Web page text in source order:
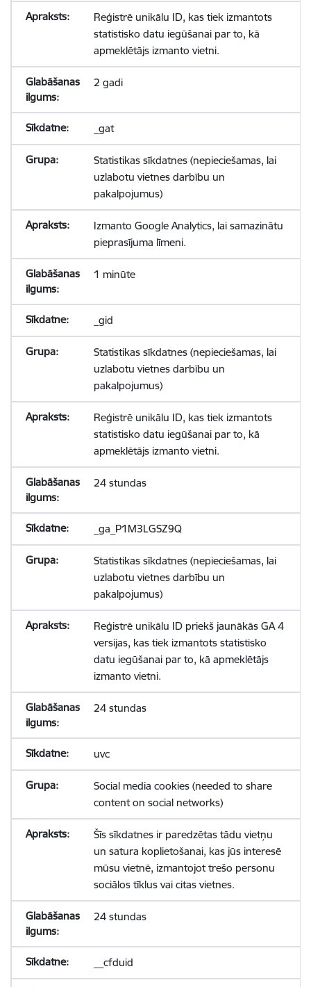
Reģistrē unikālu ID, kas tiek izmantots
statistisko datu iegūšanai par to, kā
apmeklētājs izmanto vietni.
2 gadi
_gat
Statistikas sīkdatnes (nepieciešamas, lai
uzlabotu vietnes darbību un
pakalpojumus)
Izmanto Google Analytics, lai samazinātu
pieprasījuma līmeni.
1 minūte
_gid
Statistikas sīkdatnes (nepieciešamas, lai
uzlabotu vietnes darbību un
pakalpojumus)
Reģistrē unikālu ID, kas tiek izmantots
statistisko datu iegūšanai par to, kā
apmeklētājs izmanto vietni.
24 stundas
_ga_P1M3LGSZ9Q
Statistikas sīkdatnes (nepieciešamas, lai
uzlabotu vietnes darbību un
pakalpojumus)
Reģistrē unikālu ID priekš jaunākās GA 4
versijas, kas tiek izmantots statistisko
datu iegūšanai par to, kā apmeklētājs
izmanto vietni.
24 stundas
uvc
Social media cookies (needed to share
content on social networks)
Šīs sīkdatnes ir paredzētas tādu vietņu
un satura koplietošanai, kas jūs interesē
mūsu vietnē, izmantojot trešo personu
sociālos tīklus vai citas vietnes.
24 stundas
__cfduid